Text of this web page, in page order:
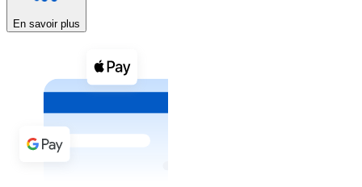
Voir toutes
Coupons crypto
Achetez des cryptomonnaies en espèces et d'autres
Acheter avec espèces
Virement SEPA
En savoir plus